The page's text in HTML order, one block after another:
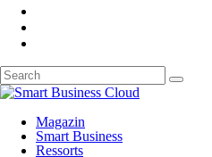
Magazin
Smart Business
Ressorts